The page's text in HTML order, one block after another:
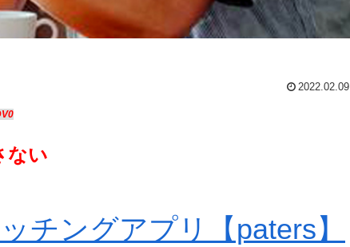
2022.02.09
ない
チングアプリ【paters】